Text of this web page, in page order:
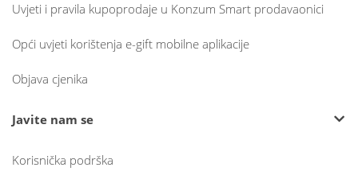
Uvjeti i pravila kupoprodaje u Konzum Smart prodavaonici
Opći uvjeti korištenja e-gift mobilne aplikacije
Objava cjenika
Javite nam se
Korisnička podrška